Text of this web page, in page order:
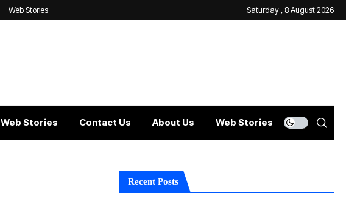
Web Stories Saturday , 8 August 2026
Web Stories Contact Us About Us Web Stories
Recent Posts